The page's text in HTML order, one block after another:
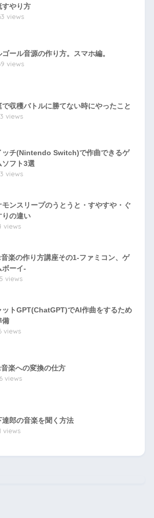
すやり方
views
ゴール音源の作り方。スマホ編。
views
で収穫バトルに勝てない時にやったこと
views
ッチ(Nintendo Switch)で作曲できるゲ
ソフト3選
views
モンスリープのうとうと・すやすや・ぐ
りの違い
views
楽の作り方講座その1-ファミコン、ゲ
ボーイ-
views
ットGPT(ChatGPT)でAI作曲をするため
備
views
楽への変換の仕方
views
達郎の音楽を聞く方法
views